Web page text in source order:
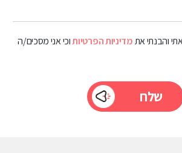
והבנתי אתמדיניות הפרטיותוכי אני מסכים/ה